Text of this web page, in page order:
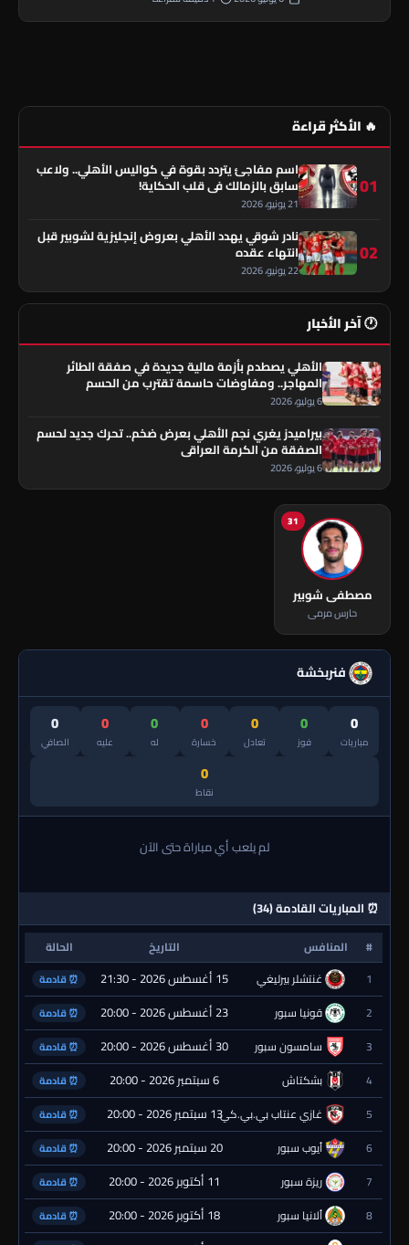
🔥 الأكثر قراءة
01
اسم مفاجئ يتردد بقوة في كواليس الأهلي.. ولاعب
سابق بالزمالك في قلب الحكاية!
21 يونيو، 2026
02
نادر شوقي يهدد الأهلي بعروض إنجليزية لشوبير قبل
انتهاء عقده
22 يونيو، 2026
🕐 آخر الأخبار
الأهلي يصطدم بأزمة مالية جديدة في صفقة الطائر
المهاجر.. ومفاوضات حاسمة تقترب من الحسم
6 يوليو، 2026
بيراميدز يغري نجم الأهلي بعرض ضخم.. تحرك جديد لحسم
الصفقة من الكرمة العراقي
6 يوليو، 2026
31
مصطفى شوبير
حارس مرمى
فنربخشة
0
مباريات
0
فوز
0
تعادل
0
خسارة
0
له
0
عليه
0
الصافي
0
نقاط
لم يلعب أي مباراة حتى الآن
⏰ المباريات القادمة (34)
# المنافس التاريخ
الحالة
1
غنتشلر بيرليغي 15 أغسطس 2026 - 21:30 ⏰ قادمة
2 قونيا سبور 23 أغسطس 2026 - 20:00 ⏰ قادمة
3 سامسون سبور 30 أغسطس 2026 - 20:00 ⏰ قادمة
4 بشكتاش 6 سبتمبر 2026 - 20:00 ⏰ قادمة
5 غازي عنتاب بي.بي.كي.13 سبتمبر 2026 - 20:00 ⏰ قادمة
6 أيوب سبور 20 سبتمبر 2026 - 20:00 ⏰ قادمة
7 ريزة سبور 11 أكتوبر 2026 - 20:00 ⏰ قادمة
8 ألانيا سبور 18 أكتوبر 2026 - 20:00 ⏰ قادمة